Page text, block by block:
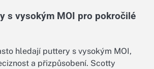
s vysokým MOI pro pokročilé
hledají puttery s vysokým MOI,
a přizpůsobení. Scotty